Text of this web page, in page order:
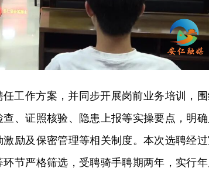
工作方案，并同步开展岗前业务培训，
查、证照核验、隐患上报等实操要点，明
励及保密管理等相关制度。本次选聘经
节严格筛选，受聘骑手聘期两年，实行